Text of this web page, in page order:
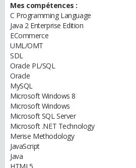
Mes compétences :
C Programming Language
Java 2 Enterprise Edition
ECommerce
UML/OMT
SDL
Oracle PL/SQL
Oracle
MySQL
Microsoft Windows 8
Microsoft Windows
Microsoft SQL Server
Microsoft .NET Technology
Merise Methodology
JavaScript
Java